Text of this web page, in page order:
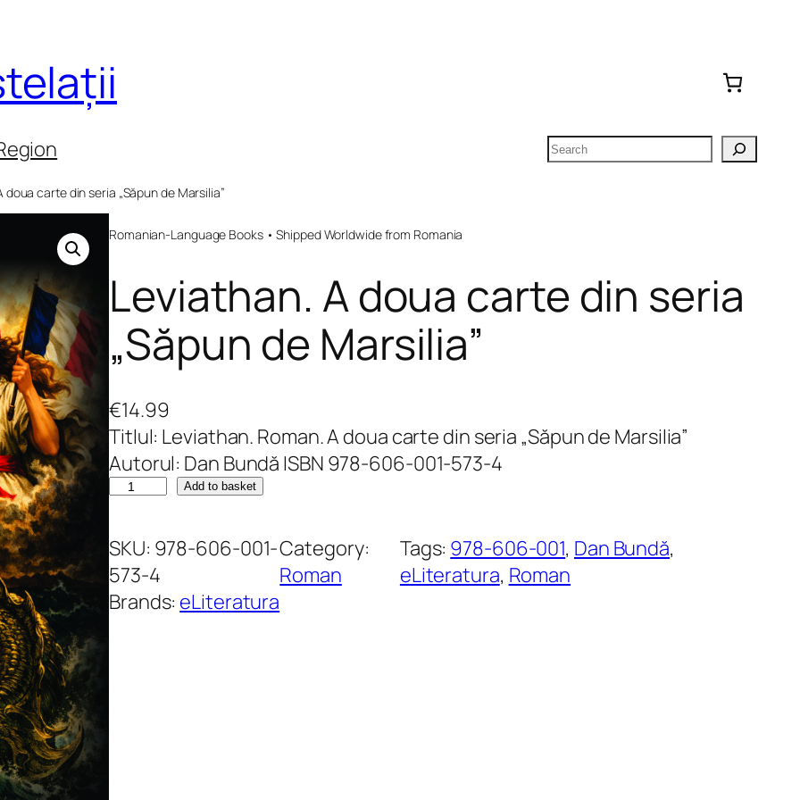
Search
doua carte din seria „Săpun de Marsilia”
Romanian-Language Books • Shipped Worldwide from Romania
Leviathan. A doua carte din seria
„Săpun de Marsilia”
€14.99
Titlul: Leviathan. Roman. A doua carte din seria „Săpun de Marsilia”
Autorul: Dan Bundă ISBN 978-606-001-573-4
L
v
i
a
Add to basket
SKU: 978-606-001-
573-4
Category:
Roman
Tags: 978-606-001, Dan Bundă
eLiteratura, Roman
Brands: eLiteratura